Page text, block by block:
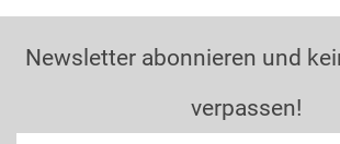
Newsletter abonnieren und
verpassen!